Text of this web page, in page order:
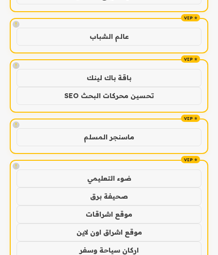
!
عالم الشباب
!
باقة باك لينك
تحسين محركات البحث SEO
!
ماسنجر المسلم
!
ضوء التعليمي
صحيفة برق
موقع اشراقات
موقع اشراق اون لاين
اركان سياحة وسفر